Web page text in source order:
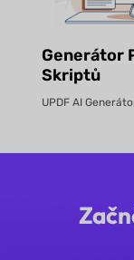
Generátor
Skriptů